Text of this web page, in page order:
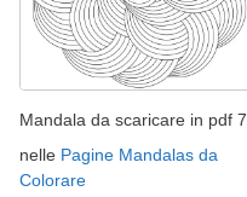
Mandala da scaricare in pdf 7
nelle Pagine Mandalas da
Colorare